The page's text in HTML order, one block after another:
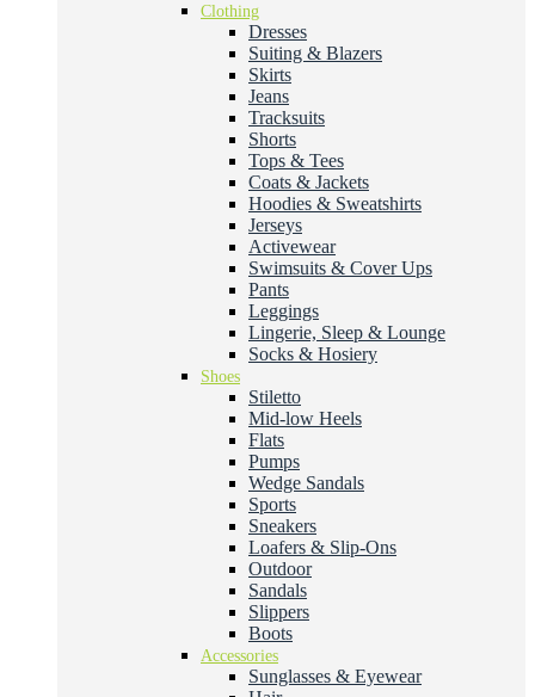
Clothing
Dresses
Suiting & Blazers
Skirts
Jeans
Tracksuits
Shorts
Tops & Tees
Coats & Jackets
Hoodies & Sweatshirts
Jerseys
Activewear
Swimsuits & Cover Ups
Pants
Leggings
Lingerie, Sleep & Lounge
Socks & Hosiery
Shoes
Stiletto
Mid-low Heels
Flats
Pumps
Wedge Sandals
Sports
Sneakers
Loafers & Slip-Ons
Outdoor
Sandals
Slippers
Boots
Accessories
Sunglasses & Eyewear